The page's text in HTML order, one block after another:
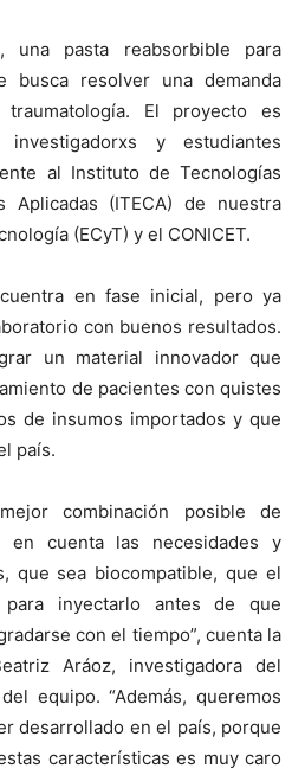
una pasta reabsorbible para
busca resolver una demanda
El proyecto es
y estudiantes
al Instituto de Tecnologías
Aplicadas (ITECA) de nuestra
(ECyT) y el CONICET.
en fase inicial, pero ya
con buenos resultados.
un material innovador que
de pacientes con quistes
de insumos importados y que
país.
combinación posible de
en cuenta las necesidades y
que sea biocompatible, que el
inyectarlo antes de que
con el tiempo”, cuenta la
Aráoz, investigadora del
equipo. “Además, queremos
desarrollado en el país, porque
características es muy caro